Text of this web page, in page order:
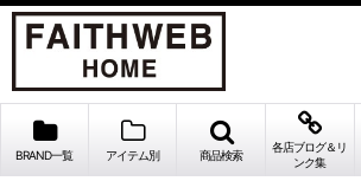
BRAND一覧 アイテム別 商品検索
各店ブログ＆リ
ンク集